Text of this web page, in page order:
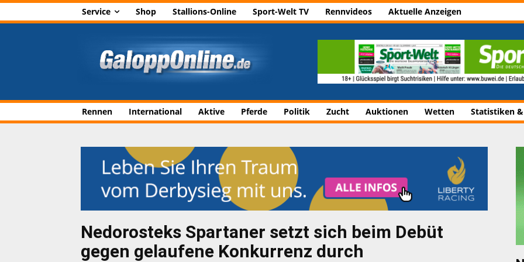
Service Shop Stallions-Online Sport-Welt TV Rennvideos Aktuelle Anzeigen
Rennen International Aktive Pferde Politik Zucht Auktionen Wetten Statistiken
Nedorosteks Spartaner setzt sich beim Debüt
gegen gelaufene Konkurrenz durch